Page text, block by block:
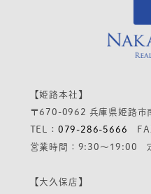
【姫路本社】
〒670-0962 兵庫県姫路市
TEL： 079-286-5666
営業時間：9:30～19:00
【大久保店】